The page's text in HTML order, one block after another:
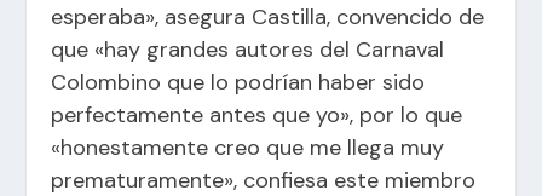
esperaba», asegura Castilla, convencido de
que «hay grandes autores del Carnaval
Colombino que lo podrían haber sido
perfectamente antes que yo», por lo que
«honestamente creo que me llega muy
prematuramente», confiesa este miembro